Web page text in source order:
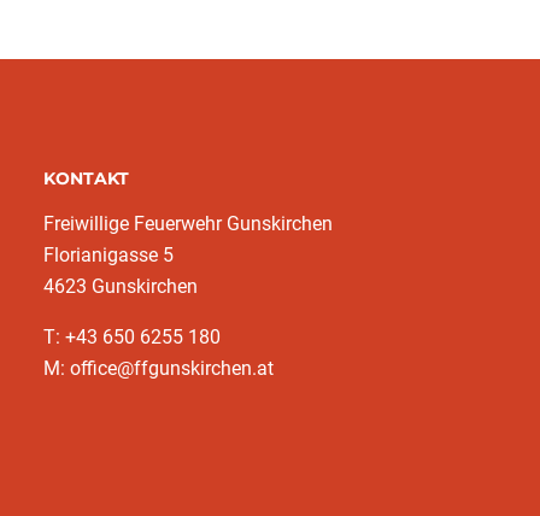
KONTAKT
Freiwillige Feuerwehr Gunskirchen
Florianigasse 5
4623 Gunskirchen
T: +43 650 6255 180
M: office@ffgunskirchen.at